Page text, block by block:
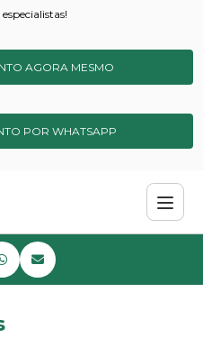
AGORA MESMO
POR WHATSAPP